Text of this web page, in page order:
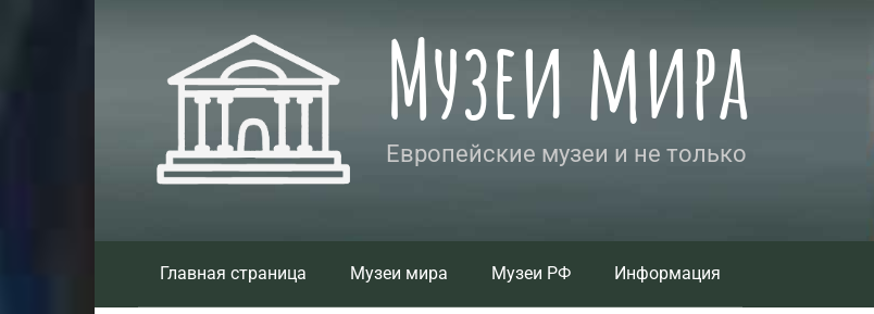
Музеи мира
Европейские музеи и не только
Главная страница Музеи мира Музеи РФ Информация